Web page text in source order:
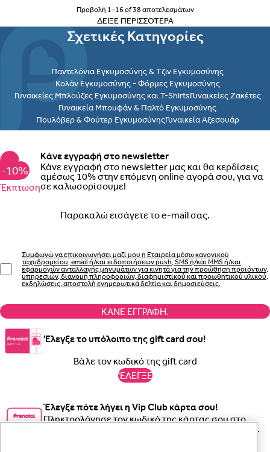
Προβολή 1–16 of 38 αποτελεσμάτων
ΔΕΊΞΕ ΠΕΡΙΣΣΌΤΕΡΑ
Σχετικές Κατηγορίες
Παντελόνια Εγκυμοσύνης & Τζιν Εγκυμοσύνης
Κολάν Εγκυμοσύνης - Φόρμες Εγκυμοσύνης
Γυναικείες Μπλούζες Εγκυμοσύνης και T-ShirtsΓυναικείες Ζακέτες
Γυναικεία Μπουφάν & Παλτό Εγκυμοσύνης
Πουλόβερ & Φούτερ ΕγκυμοσύνηςΓυναικεία Αξεσουάρ
-10%
Έκπτωση
Κάνε εγγραφή στο newsletter
Κάνε εγγραφή στο newsletter μας και θα κερδίσεις
αμέσως 10% στην επόμενη online αγορά σου, για να
σε καλωσορίσουμε!
Συμφωνώ να επικοινωνήσει μαζί μου η Εταιρεία μέσω κανονικού
ταχυδρομείου, email ή/και ειδοποιήσεων push, SMS ή/και MMS ή/και
εφαρμογών ανταλλαγής μηνυμάτων για κινητά για την προώθηση προϊόντων,
υπηρεσιών, διανομή πληροφοριών, διαφημιστικού και προωθητικού υλικού,
εκδηλώσεις, αποστολή ενημερωτικά δελτία και δημοσιεύσεις.
ΚΆΝΕ ΕΓΓΡΑΦΉ.
'Ελεγξε το υπόλοιπο της gift card σου!
'ΕΛΕΓΞΕ
Έλεγξε πότε λήγει η Vip Club κάρτα σου!
Πληκτρολόγησε τον κωδικό της κάρτας σου στο
παρακάτω πεδίο και έλεγξε την ημερομηνία λήξης.